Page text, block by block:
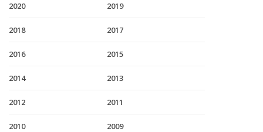
2020 2019
2018 2017
2016 2015
2014 2013
2012 2011
2010 2009